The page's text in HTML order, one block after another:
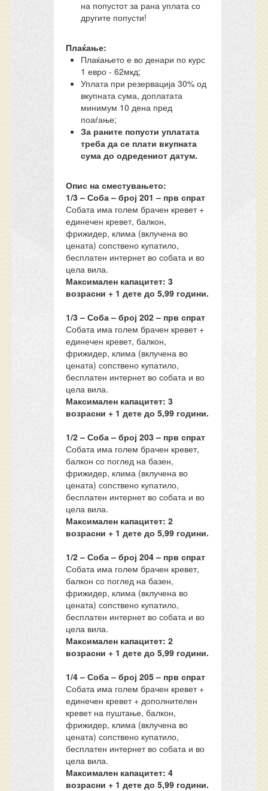
на попустот за рана уплата со
другите попусти!
Плаќање:
Плаќањето е во денари по курс
1 евро - 62мкд;
Уплата при резервација 30% од
вкупната сума, доплатата
минимум 10 дена пред
поаѓање;
За раните попусти уплатата
треба да се плати вкупната
сума до одредениот датум.
Опис на сместувањето:
1/3 – Соба – број 201 – прв спрат
Собата има голем брачен кревет +
единечен кревет, балкон,
фрижидер, клима (вклучена во
цената) сопствено купатило,
бесплатен интернет во собата и во
цела вила.
Максимален капацитет: 3
возрасни + 1 дете до5,99 години.
1/3 – Соба – број 202 – прв спрат
Собата има голем брачен кревет +
единечен кревет, балкон,
фрижидер, клима (вклучена во
цената) сопствено купатило,
бесплатен интернет во собата и во
цела вила.
Максимален капацитет: 3
возрасни + 1 дете до5,99 години.
1/2 – Соба – број 203 – прв спрат
Собата има голем брачен кревет,
балкон со поглед на базен,
фрижидер, клима (вклучена во
цената) сопствено купатило,
бесплатен интернет во собата и во
цела вила.
Максимален капацитет: 2
возрасни + 1 дете до5,99 години.
1/2 – Соба – број 204 – прв спрат
Собата има голем брачен кревет,
балкон со поглед на базен,
фрижидер, клима (вклучена во
цената) сопствено купатило,
бесплатен интернет во собата и во
цела вила.
Максимален капацитет: 2
возрасни + 1 дете до5,99 години.
1/4 – Соба – број 205 – прв спрат
Собата има голем брачен кревет +
единечен кревет + дополнителен
кревет на пуштање, балкон,
фрижидер, клима (вклучена во
цената) сопствено купатило,
бесплатен интернет во собата и во
цела вила.
Максимален капацитет: 4
возрасни + 1 дете до5,99 години.